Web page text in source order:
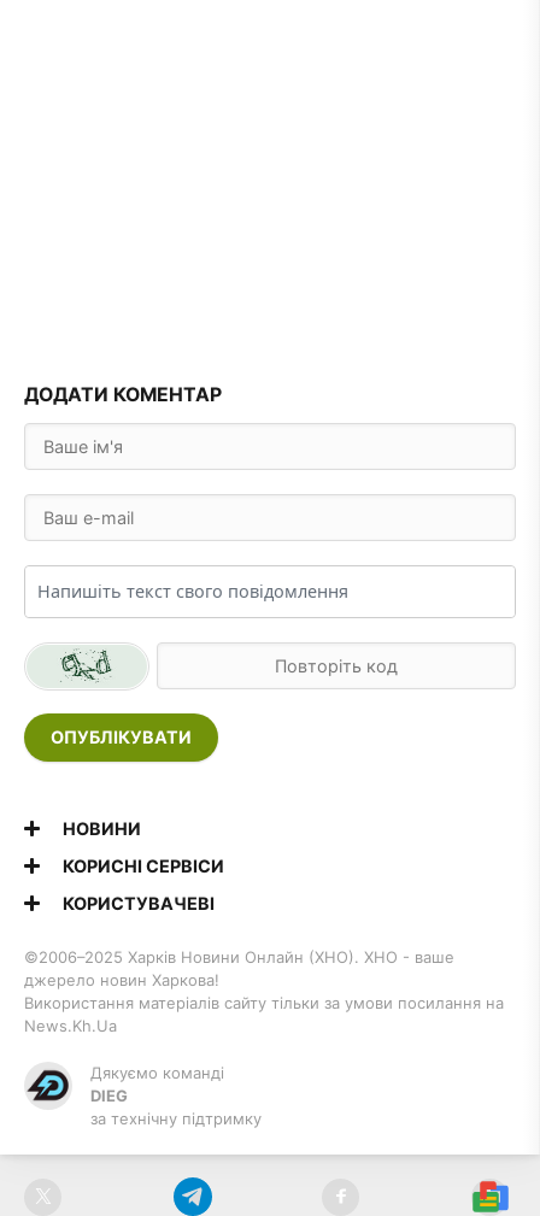
ДОДАТИ КОМЕНТАР
ОПУБЛІКУВАТИ
НОВИНИ
КОРИСНІ СЕРВІСИ
КОРИСТУВАЧЕВІ
©2006–2025 Харків Новини Онлайн (ХНО). ХНО - ваше
джерело новин Харкова!
Використання матеріалів сайту тільки за умови посилання на
News.Kh.Ua
Дякуємо команді
DIEG
за технічну підтримку